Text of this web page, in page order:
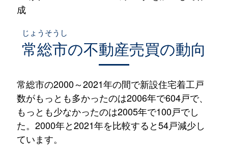
成
常総市
じょうそうし
の不動産売買の動向
常総市の2000～2021年の間で新設住宅着工戸
数がもっとも多かったのは2006年で604戸で、
もっとも少なかったのは2005年で100戸でし
た。2000年と2021年を比較すると54戸減少し
ています。